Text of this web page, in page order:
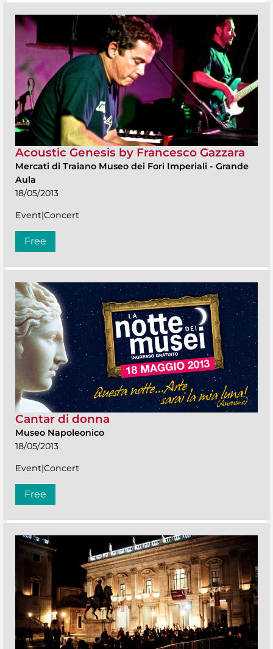
Acoustic Genesis by Francesco Gazzara
Mercati di Traiano Museo dei Fori Imperiali - Grande
Aula
18/05/2013
Event|Concert
Free
Cantar di donna
Museo Napoleonico
18/05/2013
Event|Concert
Free